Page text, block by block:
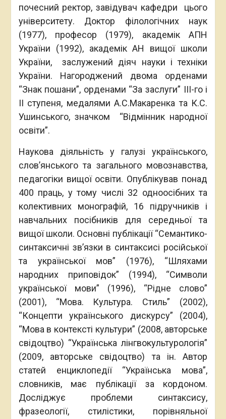
почесний ректор, завідувач кафедри цього
університету. Доктор філологічних наук
(1977), професор (1979), академік АПН
України (1992), академік АН вищої школи
України, заслужений діяч науки і техніки
України. Нагороджений двома орденами
“Знак пошани”, орденами “За заслуги” ІІІ-го і
ІІ ступеня, медалями А.С.Макаренка та К.С.
Ушинського, значком “Відмінник народної
освіти”.
Наукова діяльність у галузі українського,
слов’янського та загального мовознавства,
педагогіки вищої освіти. Опублікував понад
400 праць, у тому числі 32 одноосібних та
колективних монографій, 16 підручників і
навчальних посібників для середньої та
вищої школи. Основні публікації “Семантико-
синтаксичні зв’язки в синтаксисі російської
та української мов” (1976), “Шляхами
народних приповідок” (1994), “Символи
української мови” (1996), “Рідне слово”
(2001), “Мова. Культура. Стиль” (2002),
“Концепти українського дискурсу” (2004),
“Мова в контексті культури” (2008, авторське
свідоцтво) “Українська лінгвокультурологія”
(2009, авторське свідоцтво) та ін. Автор
статей енциклопедії “Українська мова”,
словників, має публікації за кордоном.
Досліджує проблеми синтаксису,
фразеології, стилістики, порівняльної